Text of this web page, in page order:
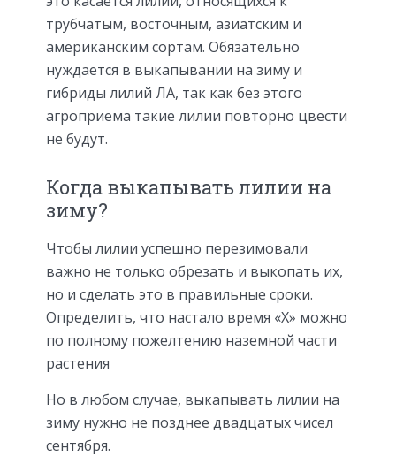
трубчатым, восточным, азиатским и
американским сортам. Обязательно
нуждается в выкапывании на зиму и
гибриды лилий ЛА, так как без этого
агроприема такие лилии повторно цвести
не будут.
Когда выкапывать лилии на
зиму?
Чтобы лилии успешно перезимовали
важно не только обрезать и выкопать их,
но и сделать это в правильные сроки.
Определить, что настало время «Х» можно
по полному пожелтению наземной части
растения
Но в любом случае, выкапывать лилии на
зиму нужно не позднее двадцатых чисел
сентября.